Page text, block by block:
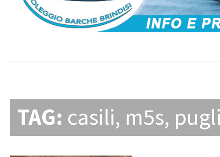
TAG: casili, m5s,